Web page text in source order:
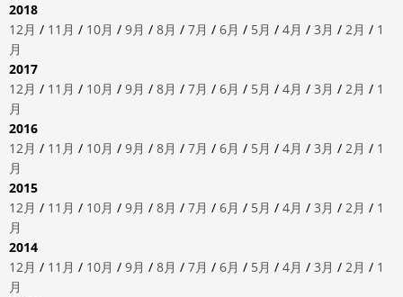
2018
12月 / 11月 / 10月 / 9月 / 8月 / 7月 / 6月 / 5月 / 4月 / 3月 / 2月 / 1
月
2017
12月 / 11月 / 10月 / 9月 / 8月 / 7月 / 6月 / 5月 / 4月 / 3月 / 2月 / 1
月
2016
12月 / 11月 / 10月 / 9月 / 8月 / 7月 / 6月 / 5月 / 4月 / 3月 / 2月 / 1
月
2015
12月 / 11月 / 10月 / 9月 / 8月 / 7月 / 6月 / 5月 / 4月 / 3月 / 2月 / 1
月
2014
12月 / 11月 / 10月 / 9月 / 8月 / 7月 / 6月 / 5月 / 4月 / 3月 / 2月 / 1
月